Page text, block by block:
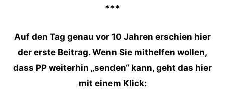
***
Auf den Tag genau vor 10 Jahren erschien hier
der erste Beitrag. Wenn Sie mithelfen wollen,
dass PP weiterhin „senden“ kann, geht das hier
mit einem Klick: